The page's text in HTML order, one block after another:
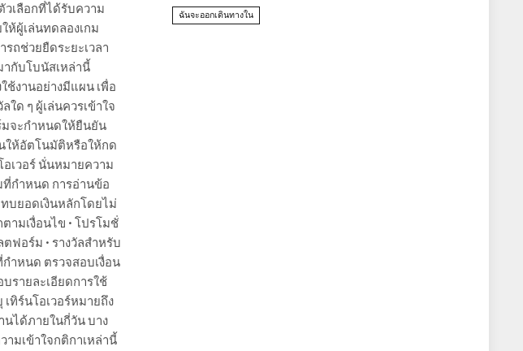
เลือกที่ได้รับความ
ห้ผู้เล่นทดลองเกม
ถช่วยยืดระยะเวลา
ากับโบนัสเหล่านี้
ช้งานอย่างมีแผน เพื่อ
ด ๆ ผู้เล่นควรเข้าใจ
มจะกำหนดให้ยืนยัน
ให้อัตโนมัติหรือให้กด
เวอร์ นั่นหมายความ
ที่กำหนด การอ่านข้อ
บยอดเงินหลักโดยไม่
ามเงื่อนไข • โปรโมชั่
ฟอร์ม • รางวัลสำหรับ
ำหนด ตรวจสอบเงื่อน
รายละเอียดการใช้
ทิร์นโอเวอร์หมายถึง
นได้ภายในกี่วัน บาง
มเข้าใจกติกาเหล่านี้
ฉันจะออกเดินทางใน